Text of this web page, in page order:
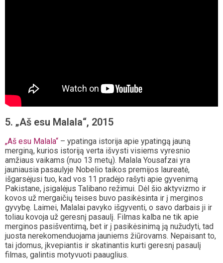
5. „Aš esu Malala“, 2015
„Aš esu Malala“ – ypatinga istorija apie ypatingą jauną
merginą, kurios istoriją verta išvysti visiems vyresnio
amžiaus vaikams (nuo 13 metų). Malala Yousafzai yra
jauniausia pasaulyje Nobelio taikos premijos laureatė,
išgarsėjusi tuo, kad vos 11 pradėjo rašyti apie gyvenimą
Pakistane, įsigalėjus Talibano režimui. Dėl šio aktyvizmo ir
kovos už mergaičių teises buvo pasikėsinta ir į merginos
gyvybę. Laimei, Malalai pavyko išgyventi, o savo darbais ji ir
toliau kovoja už geresnį pasaulį. Filmas kalba ne tik apie
merginos pasišventimą, bet ir į pasikėsinimą ją nužudyti, tad
juosta nerekomenduojama jauniems žiūrovams. Nepaisant to,
tai įdomus, įkvepiantis ir skatinantis kurti geresnį pasaulį
filmas, galintis motyvuoti paauglius.